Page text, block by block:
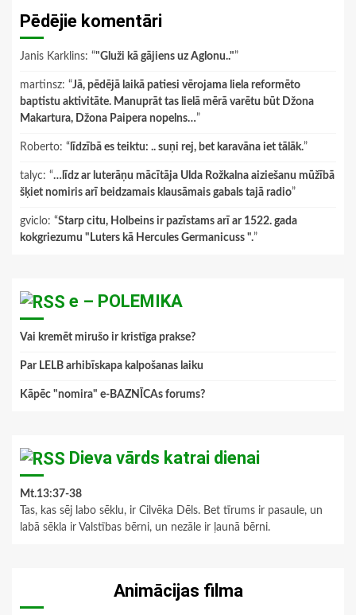
Pēdējie komentāri
Janis Karklins: “"Gluži kā gājiens uz Aglonu.."”
martinsz: “Jā, pēdējā laikā patiesi vērojama liela reformēto
baptistu aktivitāte. Manuprāt tas lielā mērā varētu būt Džona
Makartura, Džona Paipera nopelns…”
Roberto: “ līdzībā es teiktu: .. suņi rej, bet karavāna iet tālāk.”
talyc: “…līdz ar luterāņu mācītāja Ulda Rožkalna aiziešanu mūžībā
šķiet nomiris arī beidzamais klausāmais gabals tajā radio”
gviclo: “Starp citu, Holbeins ir pazīstams arī ar 1522. gada
kokgriezumu "Luters kā Hercules Germanicuss ".”
e – POLEMIKA
Vai kremēt mirušo ir kristīga prakse?
Par LELB arhibīskapa kalpošanas laiku
Kāpēc "nomira" e-BAZNĪCAs forums?
Dieva vārds katrai dienai
Mt.13:37-38
Tas, kas sēj labo sēklu, ir Cilvēka Dēls. Bet tīrums ir pasaule, un
labā sēkla ir Valstības bērni, un nezāle ir ļaunā bērni.
Animācijas filma